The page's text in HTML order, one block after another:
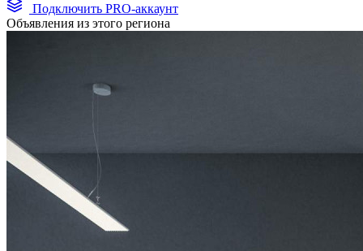
Подключить PRO-аккаунт
Объявления из этого региона